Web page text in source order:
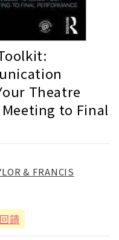
Theatre
to Final
& FRANCIS
饋